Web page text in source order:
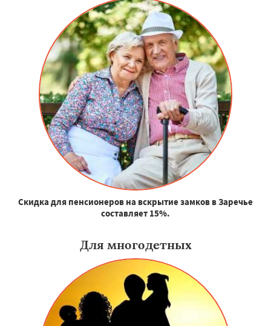
Скидка для пенсионеров на вскрытие замков в Заречье
составляет 15%.
Для многодетных